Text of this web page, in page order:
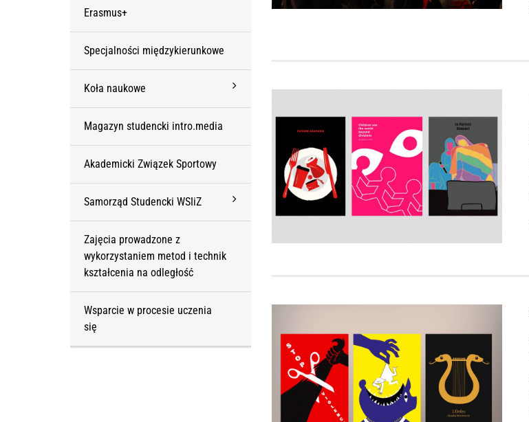
Erasmus+
Specjalności międzykierunkowe
Koła naukowe
Magazyn studencki intro.media
Akademicki Związek Sportowy
Samorząd Studencki WSIiZ
Zajęcia prowadzone z
wykorzystaniem metod i technik
kształcenia na odległość
Wsparcie w procesie uczenia
się